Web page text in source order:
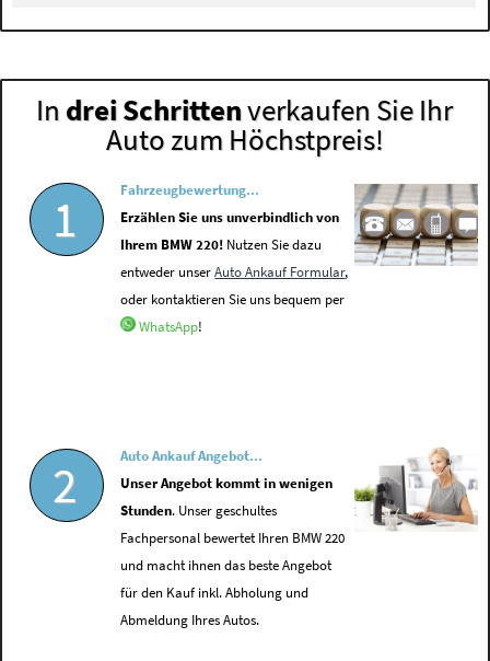
In drei Schrittenverkaufen Sie Ihr
Auto zum Höchstpreis!
1
Fahrzeugbewertung...
Erzählen Sie uns unverbindlich von
Ihrem BMW 220! Nutzen Sie dazu
entweder unserAuto Ankauf Formular,
oder kontaktieren Sie uns bequem per
WhatsApp!
2
Auto Ankauf Angebot...
Unser Angebot kommt in wenigen
Stunden. Unser geschultes
Fachpersonal bewertet Ihren BMW 220
und macht ihnen das beste Angebot
für den Kauf inkl. Abholung und
Abmeldung Ihres Autos.